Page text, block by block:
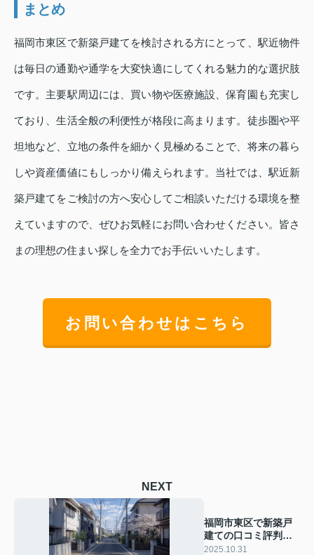
まとめ
福岡市東区で新築戸建てを検討される方にとって、駅近物件
は毎日の通勤や通学を大変快適にしてくれる魅力的な選択肢
です。主要駅周辺には、買い物や医療施設、保育園も充実し
ており、生活全般の利便性が格段に高まります。徒歩圏や平
坦地など、立地の条件を細かく見極めることで、将来の暮ら
しや資産価値にもしっかり備えられます。当社では、駅近新
築戸建てをご検討の方へ安心してご相談いただける環境を整
えていますので、ぜひお気軽にお問い合わせください。皆さ
まの理想の住まい探しを全力でお手伝いいたします。
お問い合わせはこちら
NEXT
福岡市東区で新築戸
建ての口コミ評判
は？信頼できる会社
2025.10.31